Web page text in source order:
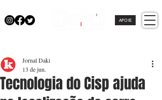
APOIE
Tecnologia do Cisp ajuda
Jornal Daki
13 de jun.